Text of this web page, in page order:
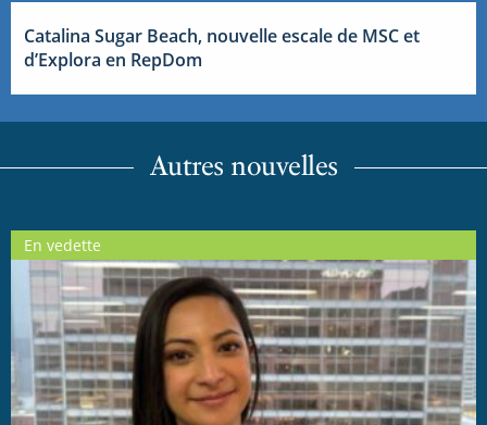
Catalina Sugar Beach, nouvelle escale de MSC et
d’Explora en RepDom
Autres nouvelles
En vedette